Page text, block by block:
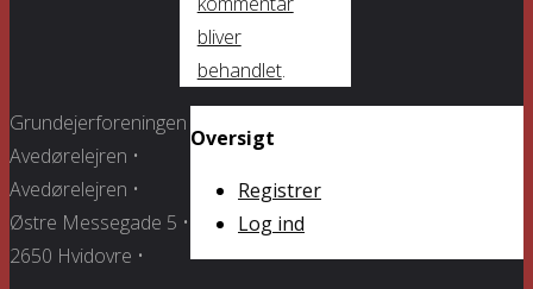
bliver
behandlet.
Oversigt
Registrer
Log ind
Grundejerforeningen
Avedørelejren •
Avedørelejren •
Østre Messegade 5 •
2650 Hvidovre •